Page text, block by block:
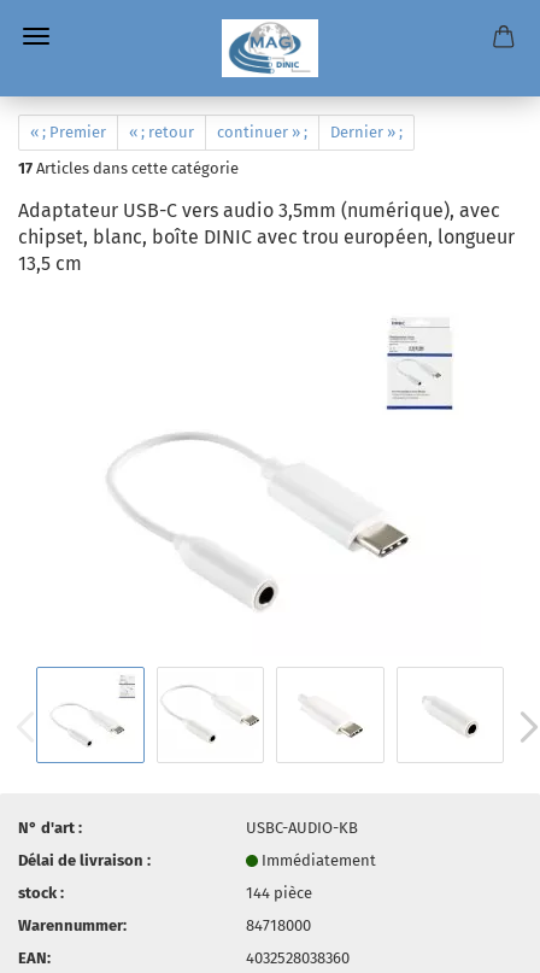
« ; Premier « ; retour continuer » ;
Dernier » ;
17 Articles dans cette catégorie
Adaptateur USB-C vers audio 3,5mm (numérique), avec
chipset, blanc, boîte DINIC avec trou européen, longueur
13,5 cm
N° d'art :
USBC-AUDIO-KB
Délai de livraison :
Immédiatement
stock :
144 pièce
Warennummer:
84718000
EAN:
4032528038360